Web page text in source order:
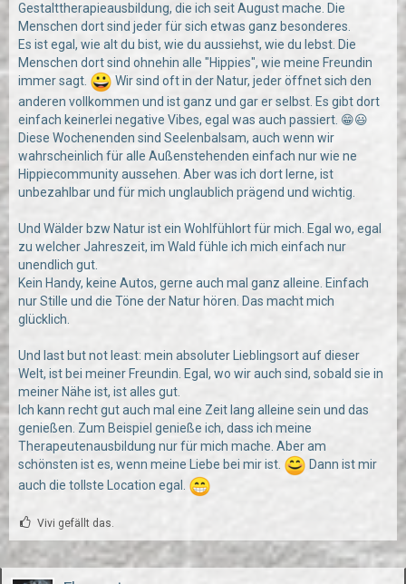
Gestalttherapieausbildung, die ich seit August mache. Die
Menschen dort sind jeder für sich etwas ganz besonderes.
Es ist egal, wie alt du bist, wie du aussiehst, wie du lebst. Die
Menschen dort sind ohnehin alle "Hippies", wie meine Freundin
immer sagt.
Wir sind oft in der Natur, jeder öffnet sich den
anderen vollkommen und ist ganz und gar er selbst. Es gibt dort
einfach keinerlei negative Vibes, egal was auch passiert. 😁😃
Diese Wochenenden sind Seelenbalsam, auch wenn wir
wahrscheinlich für alle Außenstehenden einfach nur wie ne
Hippiecommunity aussehen. Aber was ich dort lerne, ist
unbezahlbar und für mich unglaublich prägend und wichtig.
Und Wälder bzw Natur ist ein Wohlfühlort für mich. Egal wo, egal
zu welcher Jahreszeit, im Wald fühle ich mich einfach nur
unendlich gut.
Kein Handy, keine Autos, gerne auch mal ganz alleine. Einfach
nur Stille und die Töne der Natur hören. Das macht mich
glücklich.
Und last but not least: mein absoluter Lieblingsort auf dieser
Welt, ist bei meiner Freundin. Egal, wo wir auch sind, sobald sie in
meiner Nähe ist, ist alles gut.
Ich kann recht gut auch mal eine Zeit lang alleine sein und das
genießen. Zum Beispiel genieße ich, dass ich meine
Therapeutenausbildung nur für mich mache. Aber am
schönsten ist es, wenn meine Liebe bei mir ist.
Dann ist mir
auch die tollste Location egal.
Vivi gefällt das.